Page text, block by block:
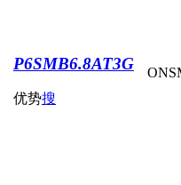
P6SMB6.8AT3G
优势搜
ON